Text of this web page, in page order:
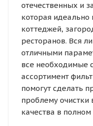
отечественных и
которая идеально
коттеджей,
ресторанов. Вся
отличными
все необходимые
ассортимент
помогут сделать
проблему
качества в